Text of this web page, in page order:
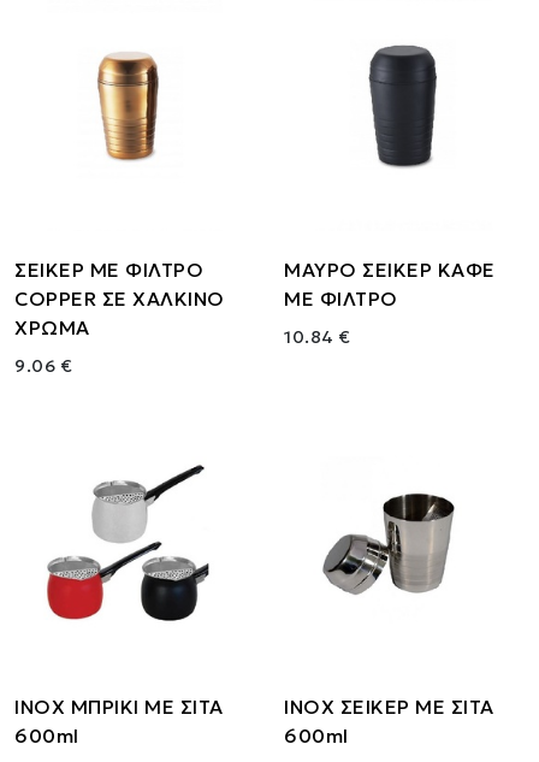
ΣΕΙΚΕΡ ΜΕ ΦΙΛΤΡΟ
COPPER ΣΕ ΧΑΛΚΙΝΟ
ΧΡΩΜΑ
9.06 €
ΜΑΥΡΟ ΣΕΙΚΕΡ ΚΑΦΕ
ΜΕ ΦΙΛΤΡΟ
10.84 €
ΙΝΟΧ ΜΠΡΙΚΙ ΜΕ ΣΙΤΑ
600ml
ΙΝΟΧ ΣΕΙΚΕΡ ΜΕ ΣΙΤΑ
600ml